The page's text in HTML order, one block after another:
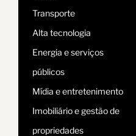
Transporte
Alta tecnologia
Energia e serviços
públicos
Mídia e entretenimento
Imobiliário e gestão de
propriedades